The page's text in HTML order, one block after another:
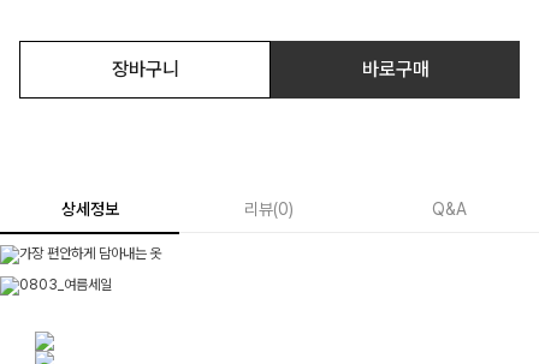
장바구니 바로구매
상세정보 리뷰(0) Q&A